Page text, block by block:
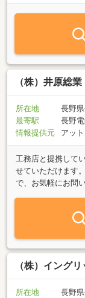
（株）井原総業
所在地
長野
最寄駅
長野
情報提供元
アッ
工務店と提携して
せていただけます
で、お気軽にお問
（株）イングリ
所在地
長野